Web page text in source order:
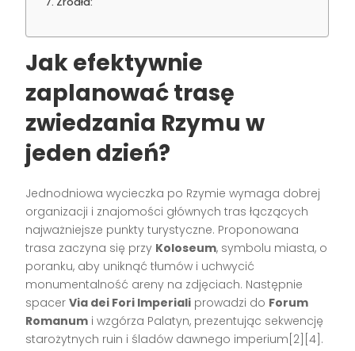
Jak efektywnie
zaplanować trasę
zwiedzania Rzymu w
jeden dzień?
Jednodniowa wycieczka po Rzymie wymaga dobrej
organizacji i znajomości głównych tras łączących
najważniejsze punkty turystyczne. Proponowana
trasa zaczyna się przy Koloseum, symbolu miasta, o
poranku, aby uniknąć tłumów i uchwycić
monumentalność areny na zdjęciach. Następnie
spacerVia dei Fori Imperiali prowadzi do Forum
Romanum i wzgórza Palatyn, prezentując sekwencję
starożytnych ruin i śladów dawnego imperium[2][4].